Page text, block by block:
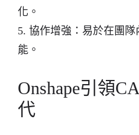
化。
5. 協作增強：易於在團
能。
Onshape引領
代